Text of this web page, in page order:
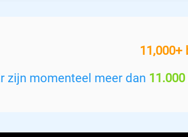
e
n
11,000+
zijn momenteel meer dan 11.000